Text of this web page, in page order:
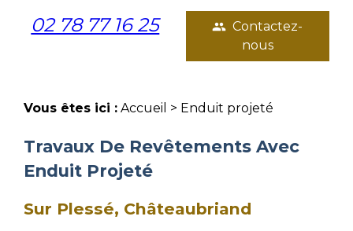
02 78 77 16 25 people Contactez-
nous
Vous êtes ici : Accueil > Enduit projeté
Travaux De Revêtements Avec
Enduit Projeté
Sur Plessé, Châteaubriand